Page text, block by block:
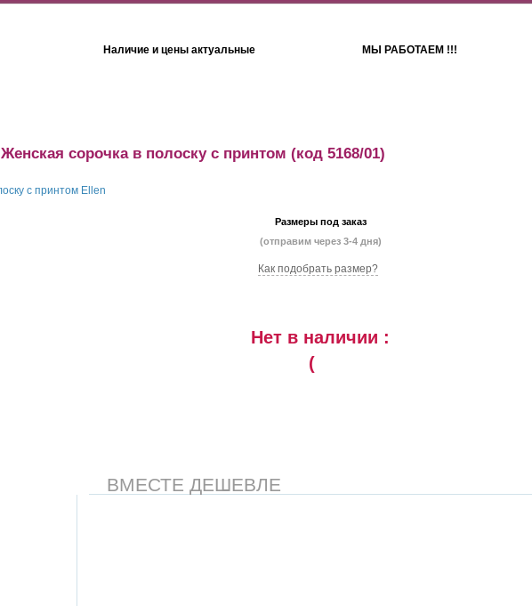
Наличие и цены актуальные МЫ РАБОТАЕМ !!!
Женская сорочка в полоску с принтом (код 5168/01)
Размеры под заказ
(отправим через 3-4 дня)
Как подобрать размер?
Нет в наличии :
(
ВМЕСТЕ ДЕШЕВЛЕ